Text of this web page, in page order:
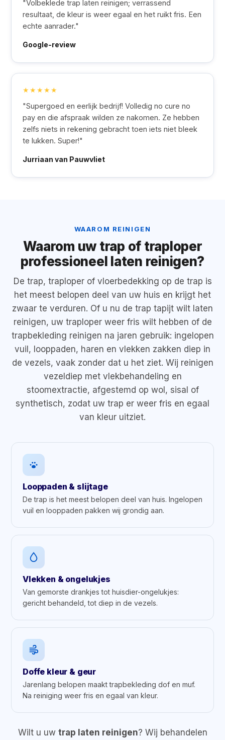
"Volbeklede trap laten reinigen; verrassend
resultaat, de kleur is weer egaal en het ruikt fris. Een
echte aanrader."
Google-review
★★★★★
"Supergoed en eerlijk bedrijf! Volledig no cure no
pay en die afspraak wilden ze nakomen. Ze hebben
zelfs niets in rekening gebracht toen iets niet bleek
te lukken. Super!"
Jurriaan van Pauwvliet
WAAROM REINIGEN
Waarom uw trap of traploper
professioneel laten reinigen?
De trap, traploper of vloerbedekking op de trap is
het meest belopen deel van uw huis en krijgt het
zwaar te verduren. Of u nu de trap tapijt wilt laten
reinigen, uw traploper weer fris wilt hebben of de
trapbekleding reinigen na jaren gebruik: ingelopen
vuil, looppaden, haren en vlekken zakken diep in
de vezels, vaak zonder dat u het ziet. Wij reinigen
vezeldiep met vlekbehandeling en
stoomextractie, afgestemd op wol, sisal of
synthetisch, zodat uw trap er weer fris en egaal
van kleur uitziet.
Looppaden & slijtage
De trap is het meest belopen deel van huis. Ingelopen
vuil en looppaden pakken wij grondig aan.
Vlekken & ongelukjes
Van gemorste drankjes tot huisdier-ongelukjes:
gericht behandeld, tot diep in de vezels.
Doffe kleur & geur
Jarenlang belopen maakt trapbekleding dof en muf.
Na reiniging weer fris en egaal van kleur.
Wilt u uw trap laten reinigen? Wij behandelen